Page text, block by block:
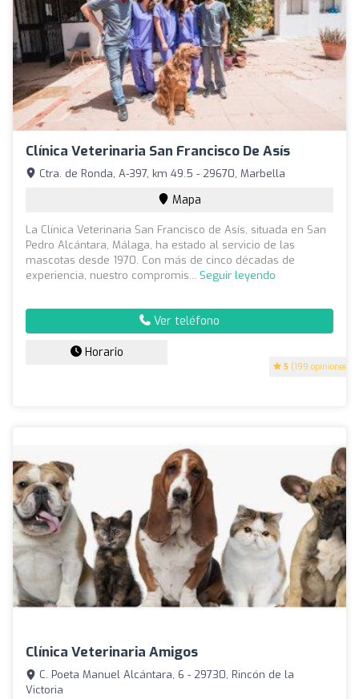
Clínica Veterinaria San Francisco De Asís
5 (199 opiniones)
Ctra. de Ronda, A-397, km 49.5 - 29670, Marbella
Mapa
La Clínica Veterinaria San Francisco de Asís, situada en San
Pedro Alcántara, Málaga, ha estado al servicio de las
mascotas desde 1970. Con más de cinco décadas de
experiencia, nuestro compromis... Seguir leyendo
Ver teléfono
Horario
Clínica Veterinaria Amigos
C. Poeta Manuel Alcántara, 6 - 29730, Rincón de la
Victoria